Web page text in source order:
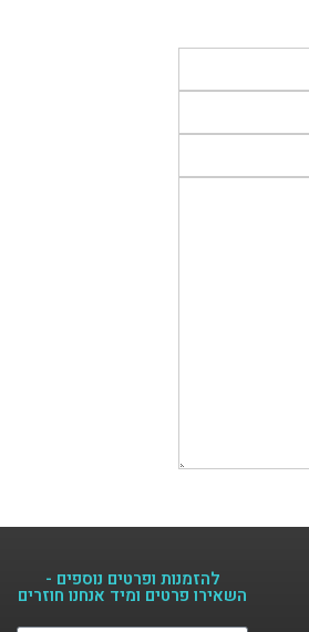
להזמנות ופרטים נוספים -
השאירו פרטים ומיד אנחנו חוזרים​